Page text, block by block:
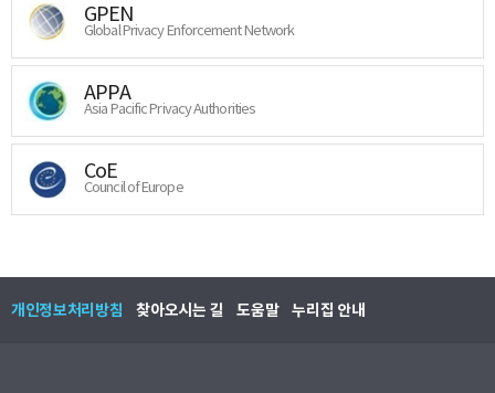
GPEN
Global Privacy Enforcement Network
APPA
Asia Pacific Privacy Authorities
CoE
Council of Europe
개인정보처리방침 찾아오시는 길 도움말 누리집 안내